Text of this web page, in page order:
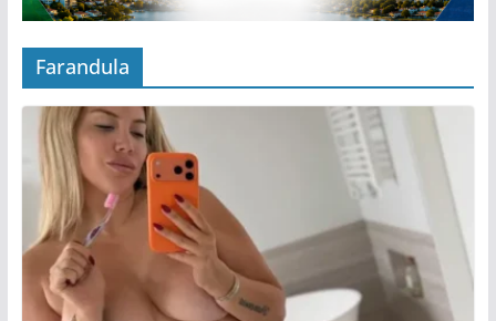
Farandula